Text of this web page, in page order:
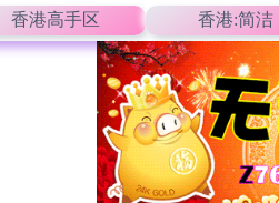
香港高手区 香港:简洁